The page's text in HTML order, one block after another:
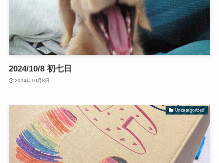
2024/10/8 初七日
2024年10月8日
Uncategorized